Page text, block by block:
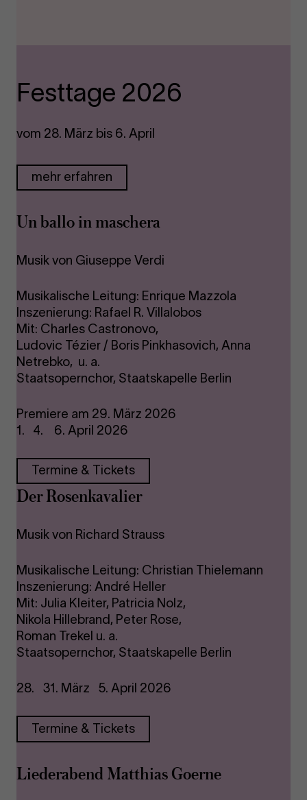
Festtage 2026
vom 28. März bis 6. April
mehr erfahren
Un ballo in maschera
Musik von Giuseppe Verdi
​​​​​Musikalische Leitung: Enrique Mazzola
Inszenierung: Rafael R. Villalobos
Mit: Charles Castronovo,
Ludovic Tézier / Boris Pinkhasovich, ​​​Anna
Netrebko, u. a.
Staatsopernchor, Staatskapelle Berlin
Premiere am 29. März 2026
1. 4. 6. April 2026
Termine & Tickets
Der Rosenkavalier
Musik von Richard Strauss
Musikalische Leitung: Christian Thielemann
Inszenierung: André Heller
Mit: Julia Kleiter, Patricia Nolz,
Nikola Hillebrand, Peter Rose,
Roman Trekel u. a.
Staatsopernchor, Staatskapelle Berlin
28. 31. März 5. April 2026
Termine & Tickets
Liederabend Matthias Goerne